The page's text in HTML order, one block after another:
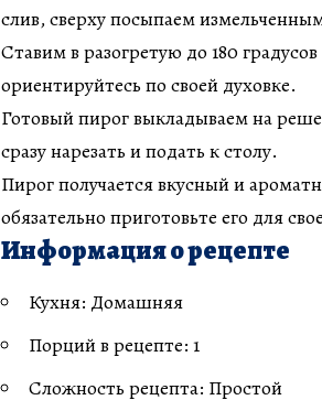
слив, сверху посыпаем
Ставим в разогретую до 180
ориентируйтесь по своей духовке.
Готовый пирог выкладываем на
сразу нарезать и подать к столу.
Пирог получается вкусный и
обязательно приготовьте его для
Информация о рецепте
Кухня: Домашняя
Порций в рецепте: 1
Сложность рецепта: Простой